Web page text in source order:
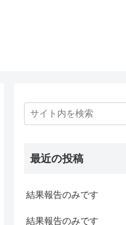
最近の投稿
結果報告のみです
結果報告のみです